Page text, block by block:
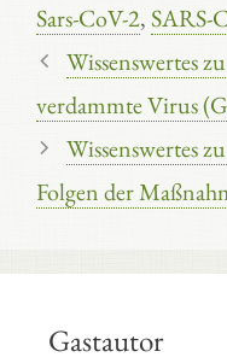
Sars-CoV-2,SARS-
Wissenswertes
verdammte Virus
Wissenswertes
Folgen der
Gastautor